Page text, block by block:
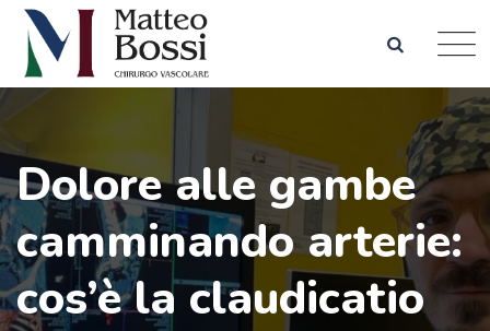
Skip
content
Dolore alle gambe
camminando arterie:
cos’è la claudicatio